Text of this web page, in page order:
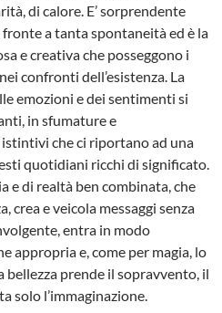
di calore. E’ sorprendente
a tanta spontaneità ed è la
e creativa che posseggono i
confronti dell’esistenza. La
emozioni e dei sentimenti si
in sfumature e
che ci riportano ad una
quotidiani ricchi di significato.
e di realtà ben combinata, che
crea e veicola messaggi senza
entra in modo
appropria e, come per magia, lo
prende il sopravvento, il
solo l’immaginazione.